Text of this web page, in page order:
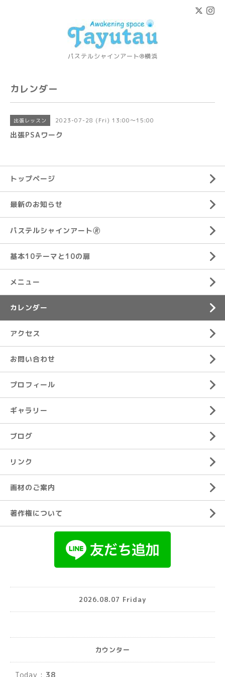
パステルシャインアート®横浜
カレンダー
出張レッスン 2023-07-28 (Fri) 13:00～15:00
出張PSAワーク
トップページ
最新のお知らせ
パステルシャインアート🄬
基本10テーマと10の扉
メニュー
カレンダー
アクセス
お問い合わせ
プロフィール
ギャラリー
ブログ
リンク
画材のご案内
著作権について
2026.08.07 Friday
カウンター
Today : 38